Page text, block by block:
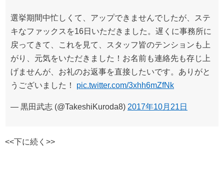
選挙期間中忙しくて、アップできませんでしたが、ステ
キなファックスを16日いただきました。遅くに事務所に
戻ってきて、これを見て、スタッフ皆のテンションも上
がり、元気をいただきました！お名前も連絡先も存じ上
げませんが、お礼のお返事を直接したいです。ありがと
うございました！ pic.twitter.com/3xhh6mZfNk
— 黒田武志 (@TakeshiKuroda8) 2017年10月21日
<<下に続く>>